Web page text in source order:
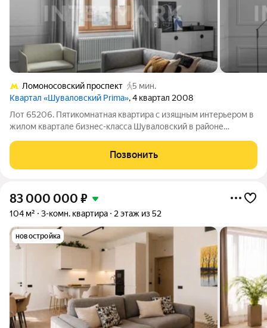
Ломоносовский проспект
5 мин.
Квартал «Шуваловский Prima», 4 квартал 2008
Лот 65206. Пятикомнатная квартира с изящным интерьером в
жилом квартале бизнес-класса Шуваловский в районе
гостиная-столовая, кухня с лоджией. Отделка выполнена в
современной мягкой классике в
Позвонить
83 000 000 ₽
104 м² 3-комн. квартира 2 этаж из 52
новостройка